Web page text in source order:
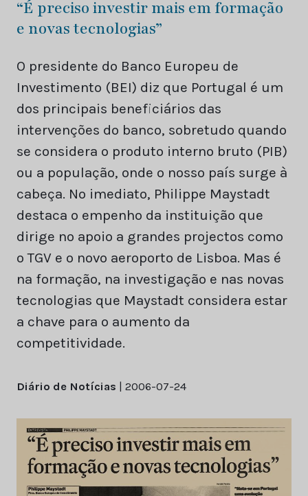
“É preciso investir mais em formação
e novas tecnologias”
O presidente do Banco Europeu de
Investimento (BEI) diz que Portugal é um
dos principais beneficiários das
intervenções do banco, sobretudo quando
se considera o produto interno bruto (PIB)
ou a população, onde o nosso país surge à
cabeça. No imediato, Philippe Maystadt
destaca o empenho da instituição que
dirige no apoio a grandes projectos como
o TGV e o novo aeroporto de Lisboa. Mas é
na formação, na investigação e nas novas
tecnologias que Maystadt considera estar
a chave para o aumento da
competitividade.
Diário de Notícias | 2006-07-24